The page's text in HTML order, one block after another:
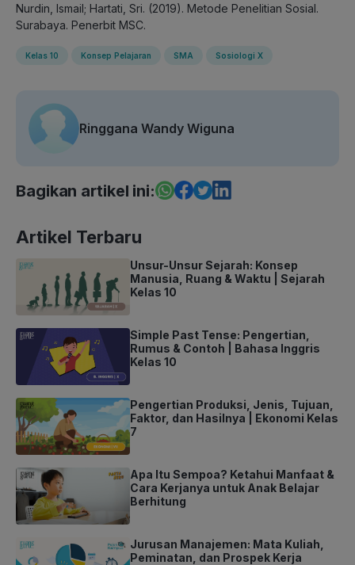
Nurdin, Ismail; Hartati, Sri. (2019). Metode Penelitian Sosial.
Surabaya. Penerbit MSC.
Kelas 10 Konsep Pelajaran SMA Sosiologi X
Ringgana Wandy Wiguna
Bagikan artikel ini:
Artikel Terbaru
Unsur-Unsur Sejarah: Konsep
Manusia, Ruang & Waktu | Sejarah
Kelas 10
Simple Past Tense: Pengertian,
Rumus & Contoh | Bahasa Inggris
Kelas 10
Pengertian Produksi, Jenis, Tujuan,
Faktor, dan Hasilnya | Ekonomi Kelas
7
Apa Itu Sempoa? Ketahui Manfaat &
Cara Kerjanya untuk Anak Belajar
Berhitung
Jurusan Manajemen: Mata Kuliah,
Peminatan, dan Prospek Kerja